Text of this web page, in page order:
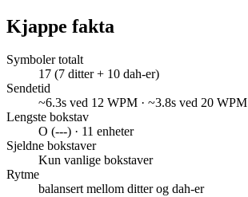
Kjappe fakta
Symboler totalt
17 (7 ditter + 10 dah-er)
Sendetid
~6.3s ved 12 WPM · ~3.8s ved 20 WPM
Lengste bokstav
O (---) · 11 enheter
Sjeldne bokstaver
Kun vanlige bokstaver
Rytme
balansert mellom ditter og dah-er